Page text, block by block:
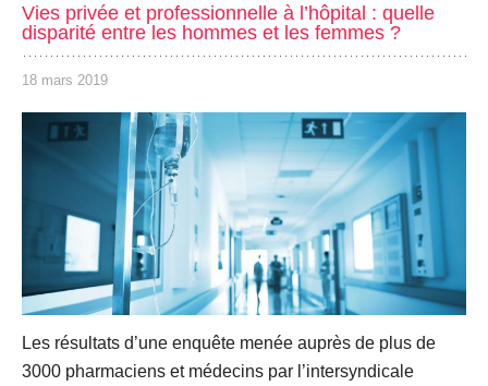
Vies privée et professionnelle à l’hôpital : quelle
disparité entre les hommes et les femmes ?
18 mars 2019
Les résultats d’une enquête menée auprès de plus de
3000 pharmaciens et médecins par l’intersyndicale